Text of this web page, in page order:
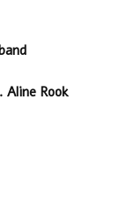
Aline Rook